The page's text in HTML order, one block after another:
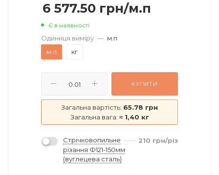
6 577.50 грн/м.п
Є в наявності
Одиниця виміру — м.п
м.п
кг
КУПИТИ
Загальна вартість: 65.78 грн
Загальна вага: ≈ 1,40 кг
Стрічковопильне
різання Ф121-150мм
(вуглецева сталь)
210 грн/різ